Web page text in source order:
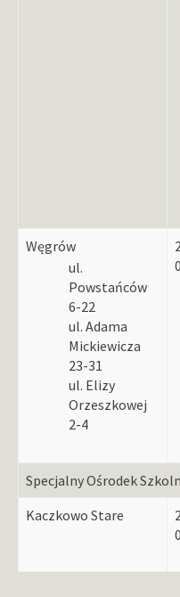
Węgrów
ul.
Powstańców
6-22
ul. Adama
Mickiewicza
23-31
ul. Elizy
Orzeszkowej
2-4
Specjalny Ośrodek
Kaczkowo Stare